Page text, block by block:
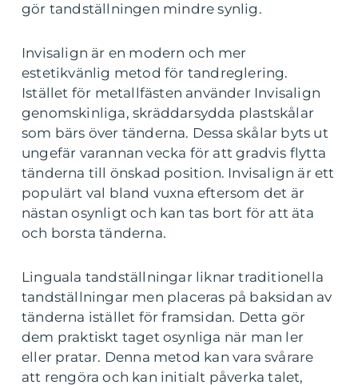
gör tandställningen mindre synlig.
Invisalign är en modern och mer
estetikvänlig metod för tandreglering.
Istället för metallfästen använder Invisalign
genomskinliga, skräddarsydda plastskålar
som bärs över tänderna. Dessa skålar byts ut
ungefär varannan vecka för att gradvis flytta
tänderna till önskad position. Invisalign är ett
populärt val bland vuxna eftersom det är
nästan osynligt och kan tas bort för att äta
och borsta tänderna.
Linguala tandställningar liknar traditionella
tandställningar men placeras på baksidan av
tänderna istället för framsidan. Detta gör
dem praktiskt taget osynliga när man ler
eller pratar. Denna metod kan vara svårare
att rengöra och kan initialt påverka talet,